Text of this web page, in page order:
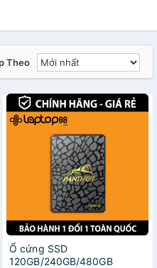
Theo
Ổ cứng SSD
120GB/240GB/480GB